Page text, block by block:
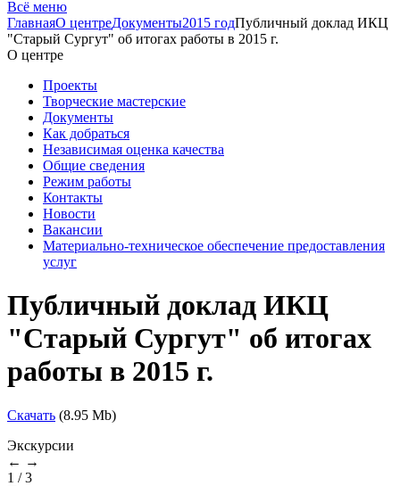
Всё меню
ГлавнаяО центреДокументы2015 годПубличный доклад ИКЦ
"Старый Сургут" об итогах работы в 2015 г.
О центре
Проекты
Творческие мастерские
Документы
Как добраться
Независимая оценка качества
Общие сведения
Режим работы
Контакты
Новости
Вакансии
Материально-техническое обеспечение предоставления
услуг
Публичный доклад ИКЦ
"Старый Сургут" об итогах
работы в 2015 г.
Скачать (8.95 Mb)
Экскурсии
← →
1 / 3